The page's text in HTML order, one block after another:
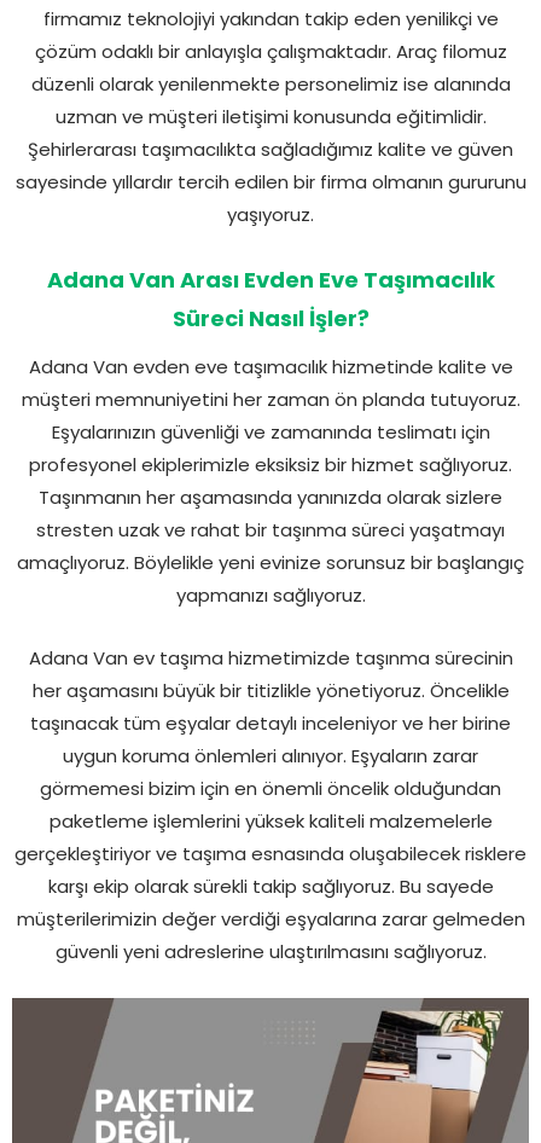
firmamız teknolojiyi yakından takip eden yenilikçi ve
çözüm odaklı bir anlayışla çalışmaktadır. Araç filomuz
düzenli olarak yenilenmekte personelimiz ise alanında
uzman ve müşteri iletişimi konusunda eğitimlidir.
Şehirlerarası taşımacılıkta sağladığımız kalite ve güven
sayesinde yıllardır tercih edilen bir firma olmanın gururunu
yaşıyoruz.
Adana Van Arası Evden Eve Taşımacılık
Süreci Nasıl İşler?
Adana Van evden eve taşımacılık hizmetinde kalite ve
müşteri memnuniyetini her zaman ön planda tutuyoruz.
Eşyalarınızın güvenliği ve zamanında teslimatı için
profesyonel ekiplerimizle eksiksiz bir hizmet sağlıyoruz.
Taşınmanın her aşamasında yanınızda olarak sizlere
stresten uzak ve rahat bir taşınma süreci yaşatmayı
amaçlıyoruz. Böylelikle yeni evinize sorunsuz bir başlangıç
yapmanızı sağlıyoruz.
Adana Van ev taşıma hizmetimizde taşınma sürecinin
her aşamasını büyük bir titizlikle yönetiyoruz. Öncelikle
taşınacak tüm eşyalar detaylı inceleniyor ve her birine
uygun koruma önlemleri alınıyor. Eşyaların zarar
görmemesi bizim için en önemli öncelik olduğundan
paketleme işlemlerini yüksek kaliteli malzemelerle
gerçekleştiriyor ve taşıma esnasında oluşabilecek risklere
karşı ekip olarak sürekli takip sağlıyoruz. Bu sayede
müşterilerimizin değer verdiği eşyalarına zarar gelmeden
güvenli yeni adreslerine ulaştırılmasını sağlıyoruz.